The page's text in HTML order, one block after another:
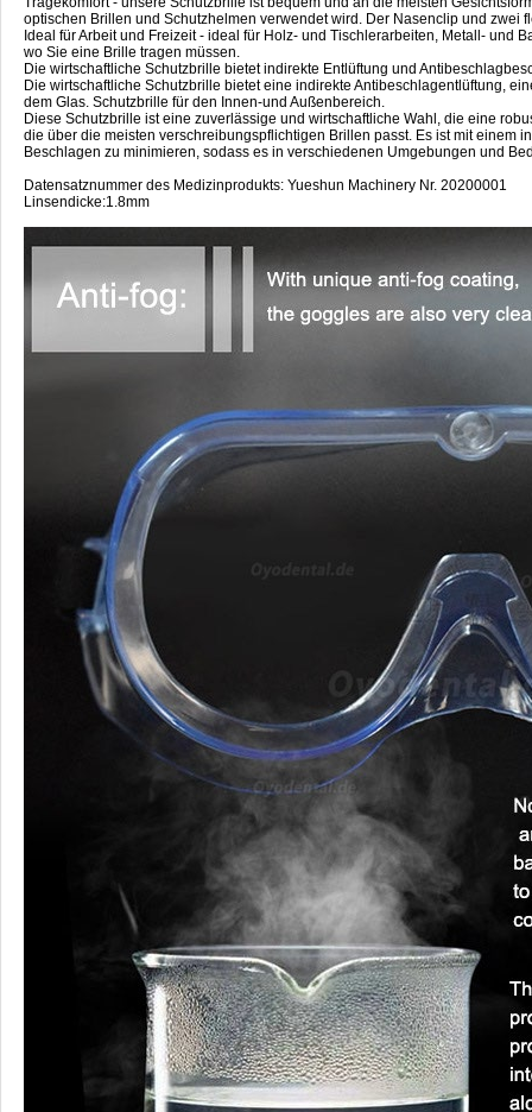
optischen Brillen und Schutzhelmen verwendet wird. Der Nasenclip und
Ideal für Arbeit und Freizeit - ideal für Holz- und Tischlerarbeiten, Metall- und
wo Sie eine Brille tragen müssen.
Die wirtschaftliche Schutzbrille bietet indirekte Entlüftung und
Die wirtschaftliche Schutzbrille bietet eine indirekte Antibeschlagentlüftung,
dem Glas. Schutzbrille für den Innen-und Außenbereich.
Diese Schutzbrille ist eine zuverlässige und wirtschaftliche Wahl, die eine
die über die meisten verschreibungspflichtigen Brillen passt. Es ist mit einem
Beschlagen zu minimieren, sodass es in verschiedenen Umgebungen und
Datensatznummer des Medizinprodukts: Yueshun Machinery Nr. 20200001
Linsendicke:1.8mm